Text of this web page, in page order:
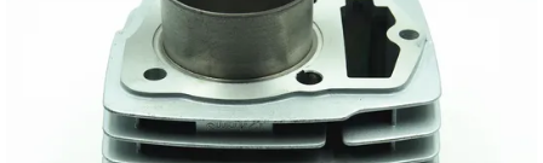
PRIVACY
POLICY